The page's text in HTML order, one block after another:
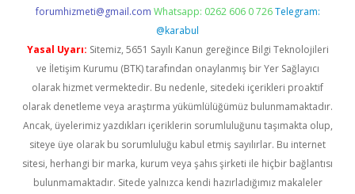
forumhizmeti@gmail.com Whatsapp: 0262 606 0 726 Telegram:
@karabul
Yasal Uyarı: Sitemiz, 5651 Sayılı Kanun gereğince Bilgi Teknolojileri
ve İletişim Kurumu (BTK) tarafından onaylanmış bir Yer Sağlayıcı
olarak hizmet vermektedir. Bu nedenle, sitedeki içerikleri proaktif
olarak denetleme veya araştırma yükümlülüğümüz bulunmamaktadır.
Ancak, üyelerimiz yazdıkları içeriklerin sorumluluğunu taşımakta olup,
siteye üye olarak bu sorumluluğu kabul etmiş sayılırlar. Bu internet
sitesi, herhangi bir marka, kurum veya şahıs şirketi ile hiçbir bağlantısı
bulunmamaktadır. Sitede yalnızca kendi hazırladığımız makaleler